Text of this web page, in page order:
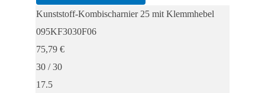
25
Kunststoff-Kombischarnier 25 mit Klemmhebel
095KF3030F06
75,79 €
30 / 30
17.5